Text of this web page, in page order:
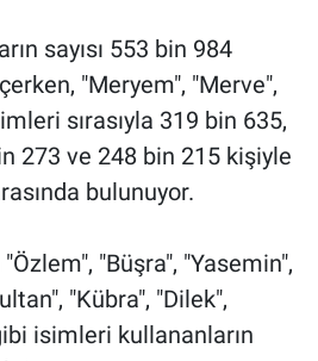
sayısı 553 bin 984
"Meryem", "Merve",
sırasıyla 319 bin 635,
273 ve 248 bin 215 kişiyle
bulunuyor.
"Büşra", "Yasemin",
"Kübra", "Dilek",
isimleri kullananların